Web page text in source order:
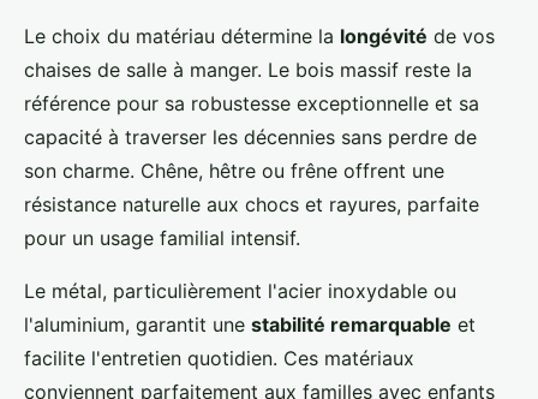
Le choix du matériau détermine la longévité de vos
chaises de salle à manger. Le bois massif reste la
référence pour sa robustesse exceptionnelle et sa
capacité à traverser les décennies sans perdre de
son charme. Chêne, hêtre ou frêne offrent une
résistance naturelle aux chocs et rayures, parfaite
pour un usage familial intensif.
Le métal, particulièrement l'acier inoxydable ou
l'aluminium, garantit une stabilité remarquable et
facilite l'entretien quotidien. Ces matériaux
conviennent parfaitement aux familles avec enfants